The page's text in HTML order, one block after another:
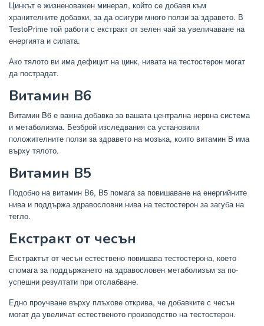
Цинкът е жизненоважен минерал, който се добавя към
хранителните добавки, за да осигури много ползи за здравето. В
TestoPrime той работи с екстракт от зелен чай за увеличаване на
енергията и силата.
Ако тялото ви има дефицит на цинк, нивата на тестостерон могат
да пострадат.
Витамин B6
Витамин B6 е важна добавка за вашата централна нервна система
и метаболизма. Безброй изследвания са установили
положителните ползи за здравето на мозъка, които витамин B има
върху тялото.
Витамин B5
Подобно на витамин B6, B5 помага за повишаване на енергийните
нива и поддържа здравословни нива на тестостерон за загуба на
тегло.
Екстракт от чесън
Екстрактът от чесън естествено повишава тестостерона, което
спомага за поддържането на здравословен метаболизъм за по-
успешни резултати при отслабване.
Едно проучване върху плъхове открива, че добавките с чесън
могат да увеличат естественото производство на тестостерон.